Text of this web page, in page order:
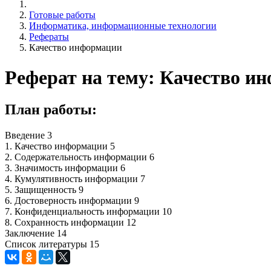
Готовые работы
Информатика, информационные технологии
Рефераты
Качество информации
Реферат на тему: Качество
План работы:
Введение 3
1. Качество информации 5
2. Содержательность информации 6
3. Значимость информации 6
4. Кумулятивность информации 7
5. Защищенность 9
6. Достоверность информации 9
7. Конфиденциальность информации 10
8. Сохранность информации 12
Заключение 14
Список литературы 15